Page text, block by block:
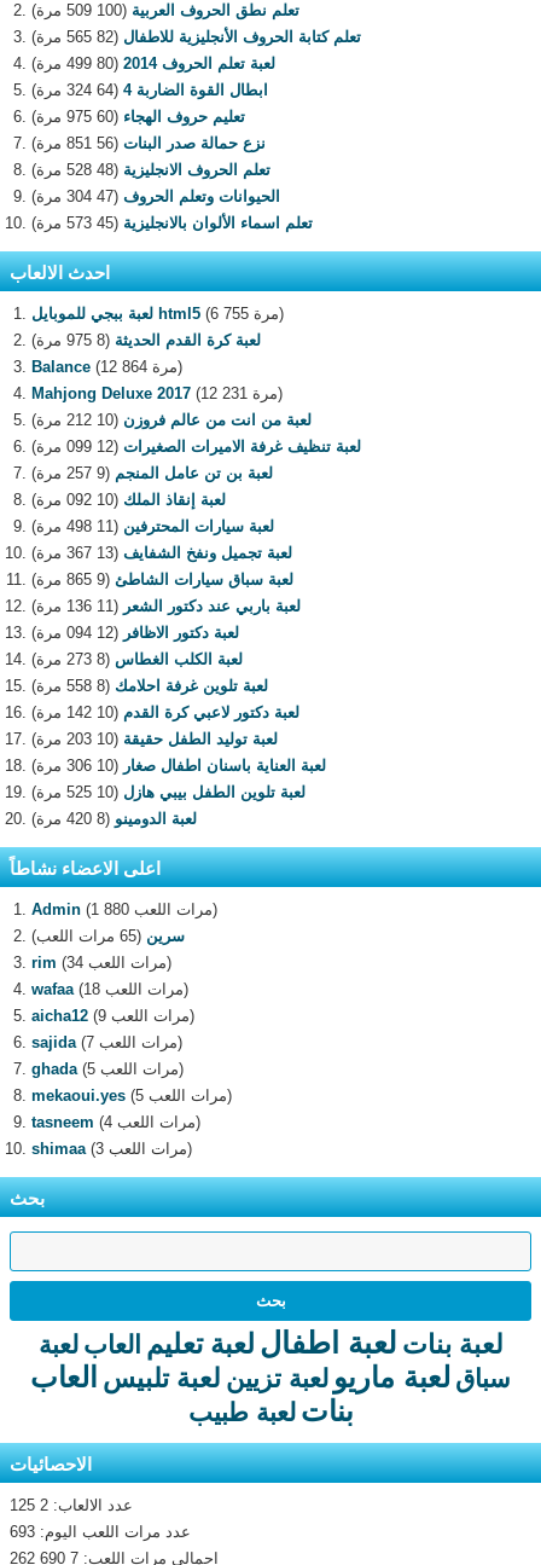
تعلم نطق الحروف العربية (100 509 مرة)
تعلم كتابة الحروف الأنجليزية للاطفال (82 565 مرة)
لعبة تعلم الحروف 2014
(80 499 مرة)
ابطال القوة الضاربة 4
(64 324 مرة)
تعليم حروف الهجاء (60 975 مرة)
نزع حمالة صدر البنات (56 851 مرة)
تعلم الحروف الانجليزية (48 528 مرة)
الحيوانات وتعلم الحروف (47 304 مرة)
تعلم اسماء الألوان بالانجليزية (45 573 مرة)
احدث الالعاب
لعبة ببجي للموبايل html5
(6 755 مرة)
لعبة كرة القدم الحديثة (8 975 مرة)
Balance
(12 864 مرة)
Mahjong Deluxe 2017
(12 231 مرة)
لعبة من انت من عالم فروزن (10 212 مرة)
لعبة تنظيف غرفة الاميرات الصغيرات (12 099 مرة)
لعبة بن تن عامل المنجم (9 257 مرة)
لعبة إنقاذ الملك (10 092 مرة)
لعبة سيارات المحترفين (11 498 مرة)
لعبة تجميل ونفخ الشفايف (13 367 مرة)
لعبة سباق سيارات الشاطئ (9 865 مرة)
لعبة باربي عند دكتور الشعر (11 136 مرة)
لعبة دكتور الاظافر (12 094 مرة)
لعبة الكلب الغطاس (8 273 مرة)
لعبة تلوين غرفة احلامك (8 558 مرة)
لعبة دكتور لاعبي كرة القدم (10 142 مرة)
لعبة توليد الطفل حقيقة (10 203 مرة)
لعبة العناية باسنان اطفال صغار (10 306 مرة)
لعبة تلوين الطفل بيبي هازل (10 525 مرة)
لعبة الدومينو (8 420 مرة)
اعلى الاعضاء نشاطاً
Admin
(1 880 مرات اللعب)
سرين (65 مرات اللعب)
rim
(34 مرات اللعب)
wafaa
(18 مرات اللعب)
aicha12
(9 مرات اللعب)
sajida
(7 مرات اللعب)
ghada
(5 مرات اللعب)
mekaoui.yes
(5 مرات اللعب)
tasneem
(4 مرات اللعب)
shimaa
(3 مرات اللعب)
بحث
لعبة بنات لعبة اطفال لعبة تعليم العاب لعبة
سباق لعبة ماريو لعبة تزيين لعبة تلبيس العاب
بنات لعبة طبيب
الاحصائيات
عدد الالعاب: 2 125
عدد مرات اللعب اليوم: 693
اجمالى مرات اللعب: 7 690 262